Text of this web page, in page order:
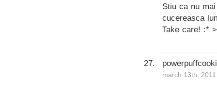
Stiu ca nu
cucereasca
Take care! :*
march 13th,